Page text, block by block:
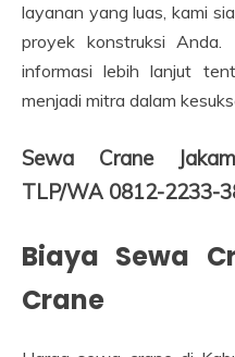
layanan yang luas, kami
proyek konstruksi
informasi lebih lanjut
menjadi mitra dalam
Sewa Crane
TLP/WA 0812-2233-
Biaya Sewa
Crane